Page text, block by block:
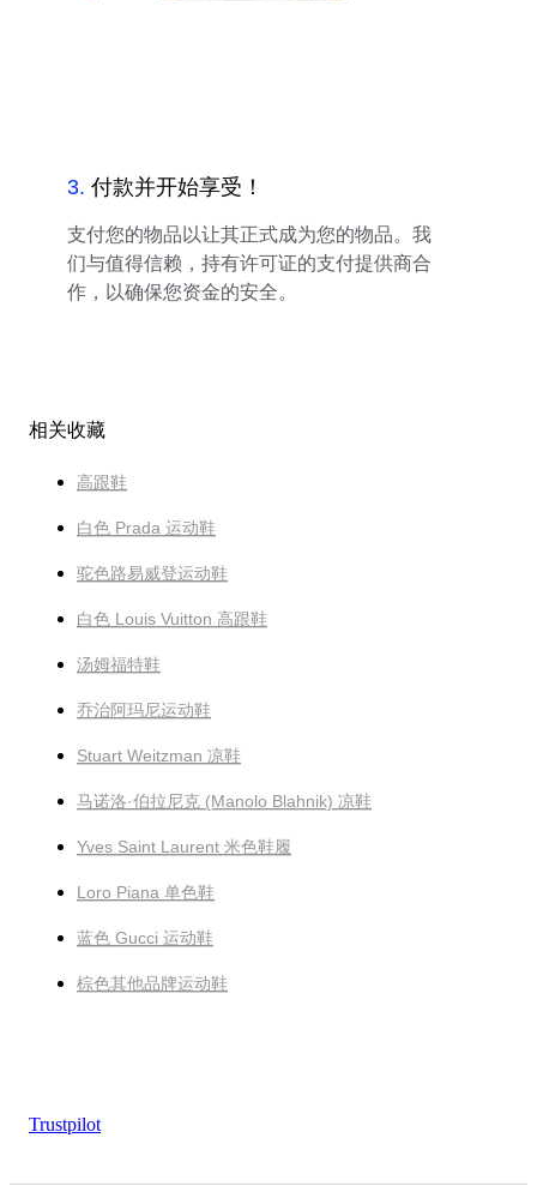
3. 付款并开始享受！
支付您的物品以让其正式成为您的物品。我
们与值得信赖，持有许可证的支付提供商合
作，以确保您资金的安全。
相关收藏
高跟鞋
白色 Prada 运动鞋
驼色路易威登运动鞋
白色 Louis Vuitton 高跟鞋
汤姆福特鞋
乔治阿玛尼运动鞋
Stuart Weitzman 凉鞋
马诺洛·伯拉尼克 (Manolo Blahnik) 凉鞋
Yves Saint Laurent 米色鞋履
Loro Piana 单色鞋
蓝色 Gucci 运动鞋
棕色其他品牌运动鞋
Trustpilot